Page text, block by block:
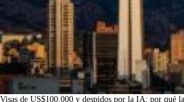
Visas de US$100.000 y despidos por la IA: por qué